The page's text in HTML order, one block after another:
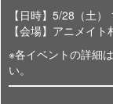
【日時】5/28（土）
【会場】アニメイ
※各イベントの詳細
い。